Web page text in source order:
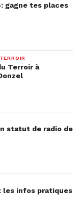
gagne tes places
Terroir à
statut de radio de
les infos pratiques